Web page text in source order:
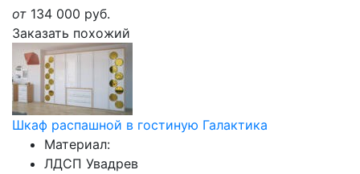
от 134 000 руб.
Заказать похожий
Шкаф распашной в гостиную Галактика
Материал:
ЛДСП Увадрев